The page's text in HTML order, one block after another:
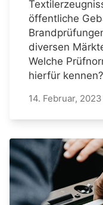
öffentliche
diversen
Welche
hierfür kennen?
14. Februar, 2023